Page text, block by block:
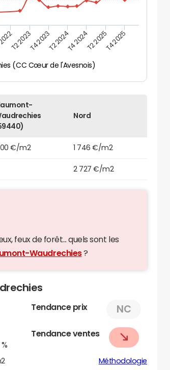
(CC Cœur de l'Avesnois)
T2 2023T4 2023T2 2024T4 2024T2 2025T4 2025
Nord
100 €/m2 1 746 €/m2
2 727 €/m2
feux de forêt... quels sont les
Waudrechies?
Tendance prix NC
Tendance ventes
Méthodologie